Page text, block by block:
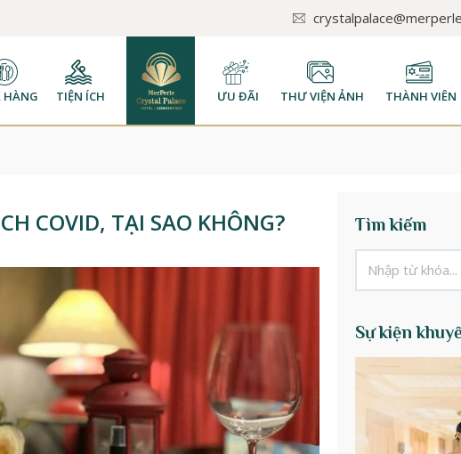
HÀNG TIỆN ÍCH ƯU ĐÃI THƯ VIỆN ẢNH THÀNH VIÊN
COVID, TẠI SAO KHÔNG? Tìm kiếm
Sự kiện